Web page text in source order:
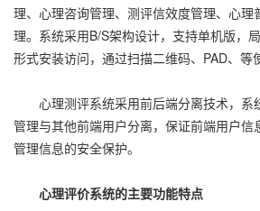
理、心理咨询管理、测评信效度管理、心理
理。系统采用B/S架构设计，支持单机版，
形式安装访问，通过扫描二维码、PAD、等
心理测评系统采用前后端分离技术，系
管理与其他前端用户分离，保证前端用户信
管理信息的安全保护。
心理评价系统的主要功能特点